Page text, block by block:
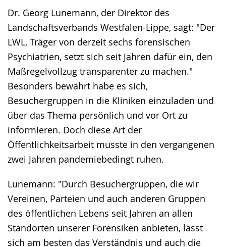
Dr. Georg Lunemann, der Direktor des
Landschaftsverbands Westfalen-Lippe, sagt: "Der
LWL, Träger von derzeit sechs forensischen
Psychiatrien, setzt sich seit Jahren dafür ein, den
Maßregelvollzug transparenter zu machen."
Besonders bewährt habe es sich,
Besuchergruppen in die Kliniken einzuladen und
über das Thema persönlich und vor Ort zu
informieren. Doch diese Art der
Öffentlichkeitsarbeit musste in den vergangenen
zwei Jahren pandemiebedingt ruhen.
Lunemann: "Durch Besuchergruppen, die wir
Vereinen, Parteien und auch anderen Gruppen
des öffentlichen Lebens seit Jahren an allen
Standorten unserer Forensiken anbieten, lässt
sich am besten das Verständnis und auch die